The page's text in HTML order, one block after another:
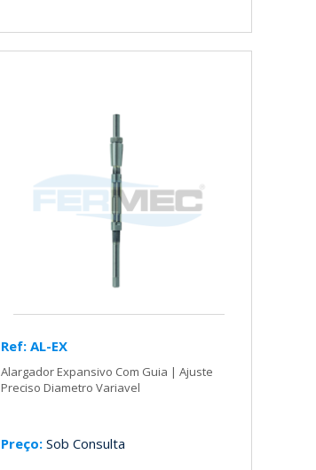
Ref: AL-EX
Alargador Expansivo Com Guia | Ajuste
Preciso Diametro Variavel
Preço: Sob Consulta